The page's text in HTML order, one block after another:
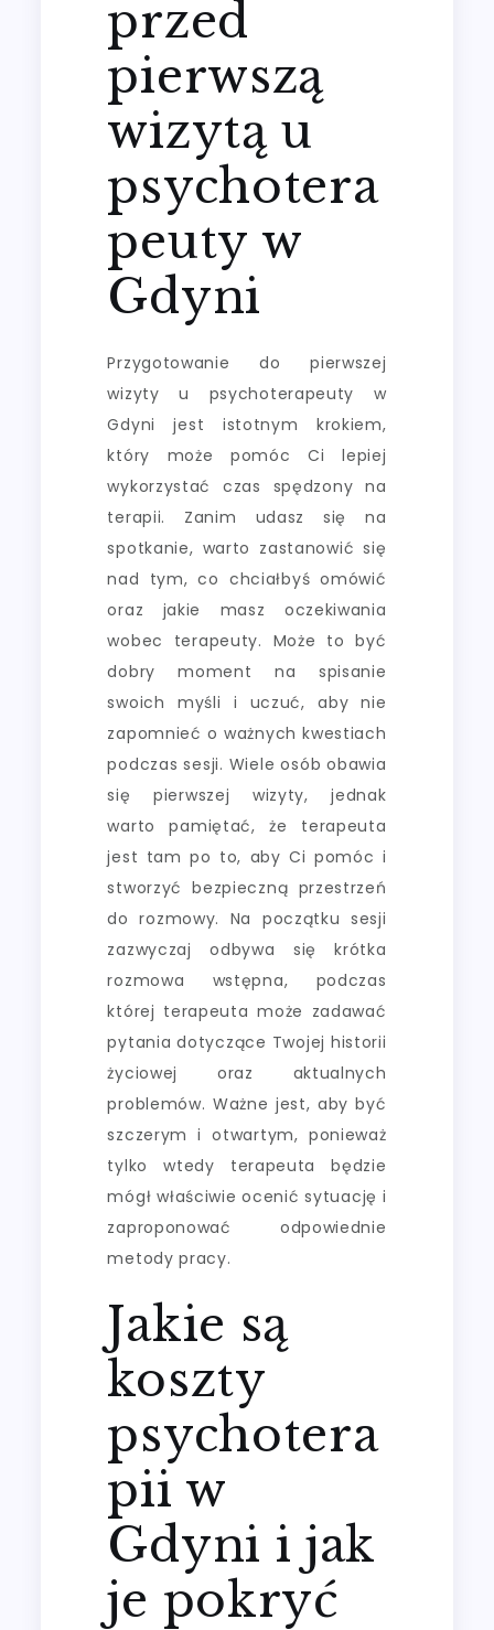
przed
pierwszą
wizytą u
psychotera
peuty w
Gdyni
Przygotowanie do pierwszej
wizyty u psychoterapeuty w
Gdyni jest istotnym krokiem,
który może pomóc Ci lepiej
wykorzystać czas spędzony na
terapii. Zanim udasz się na
spotkanie, warto zastanowić się
nad tym, co chciałbyś omówić
oraz jakie masz oczekiwania
wobec terapeuty. Może to być
dobry moment na spisanie
swoich myśli i uczuć, aby nie
zapomnieć o ważnych kwestiach
podczas sesji. Wiele osób obawia
się pierwszej wizyty, jednak
warto pamiętać, że terapeuta
jest tam po to, aby Ci pomóc i
stworzyć bezpieczną przestrzeń
do rozmowy. Na początku sesji
zazwyczaj odbywa się krótka
rozmowa wstępna, podczas
której terapeuta może zadawać
pytania dotyczące Twojej historii
życiowej oraz aktualnych
problemów. Ważne jest, aby być
szczerym i otwartym, ponieważ
tylko wtedy terapeuta będzie
mógł właściwie ocenić sytuację i
zaproponować odpowiednie
metody pracy.
Jakie są
koszty
psychotera
pii w
Gdyni i jak
je pokryć